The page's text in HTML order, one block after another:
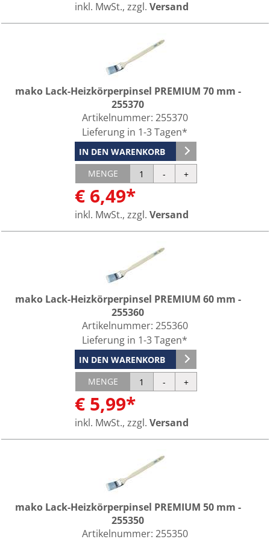
inkl. MwSt., zzgl. Versand
mako Lack-Heizkörperpinsel PREMIUM 70 mm -
255370
Artikelnummer: 255370
Lieferung in 1-3 Tagen*
IN DEN WARENKORB
MENGE
€ 6,49*
inkl. MwSt., zzgl. Versand
mako Lack-Heizkörperpinsel PREMIUM 60 mm -
255360
Artikelnummer: 255360
Lieferung in 1-3 Tagen*
IN DEN WARENKORB
MENGE
€ 5,99*
inkl. MwSt., zzgl. Versand
mako Lack-Heizkörperpinsel PREMIUM 50 mm -
255350
Artikelnummer: 255350